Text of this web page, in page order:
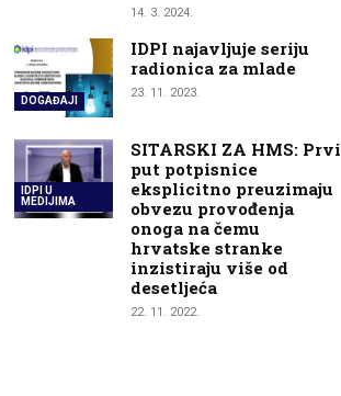
14. 3. 2024.
DOGAĐAJI
IDPI najavljuje seriju
radionica za mlade
23. 11. 2023.
IDPI U
MEDIJIMA
SITARSKI ZA HMS: Prvi
put potpisnice
eksplicitno preuzimaju
obvezu provođenja
onoga na čemu
hrvatske stranke
inzistiraju više od
desetljeća
22. 11. 2022.